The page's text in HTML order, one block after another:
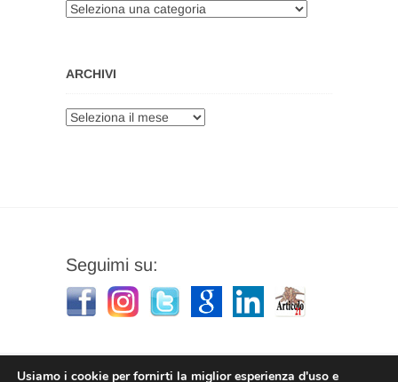
Categorie
ARCHIVI
Archivi
Seguimi su:
Usiamo i cookie per fornirti la miglior esperienza d'uso e